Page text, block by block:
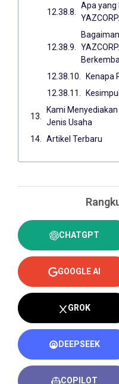
Apa yang
Kenapa
Kami
Jenis Usaha
Artikel Terbaru
CHATGPT
GOOGLE AI
GROK
DEEPSEEK
COPILOT